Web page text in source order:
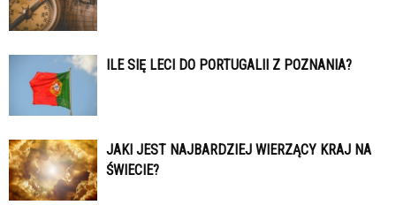
ILE SIĘ LECI DO PORTUGALII Z POZNANIA?
JAKI JEST NAJBARDZIEJ WIERZĄCY KRAJ NA
ŚWIECIE?